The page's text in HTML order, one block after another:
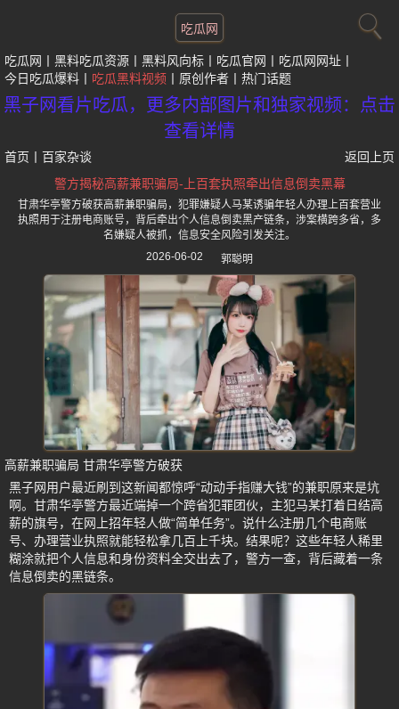
吃瓜网
吃瓜网 黑料吃瓜资源 黑料风向标 吃瓜官网
吃瓜网网址
今日吃瓜爆料
吃瓜黑料视频 原创作者 热门话题
黑子网看片吃瓜，更多内部图片和独家视频：点击
查看详情
首页 百家杂谈
返回上页
警方揭秘高薪兼职骗局-上百套执照牵出信息倒卖黑幕
甘肃华亭警方破获高薪兼职骗局，犯罪嫌疑人马某诱骗年轻人办理上百套营业
执照用于注册电商账号，背后牵出个人信息倒卖黑产链条，涉案横跨多省，多
名嫌疑人被抓，信息安全风险引发关注。
2026-06-02
郭聪明
高薪兼职骗局 甘肃华亭警方破获
黑子网用户最近刷到这新闻都惊呼“动动手指赚大钱”的兼职原来是坑
啊。甘肃华亭警方最近端掉一个跨省犯罪团伙，主犯马某打着日结高
薪的旗号，在网上招年轻人做“简单任务”。说什么注册几个电商账
号、办理营业执照就能轻松拿几百上千块。结果呢？这些年轻人稀里
糊涂就把个人信息和身份资料全交出去了，警方一查，背后藏着一条
信息倒卖的黑链条。